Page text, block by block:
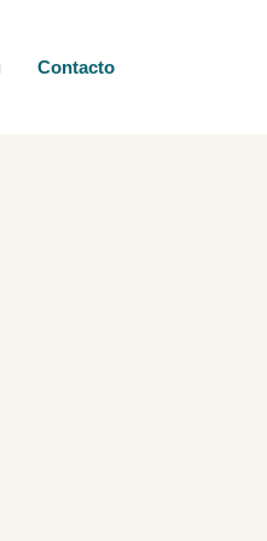
Contacto